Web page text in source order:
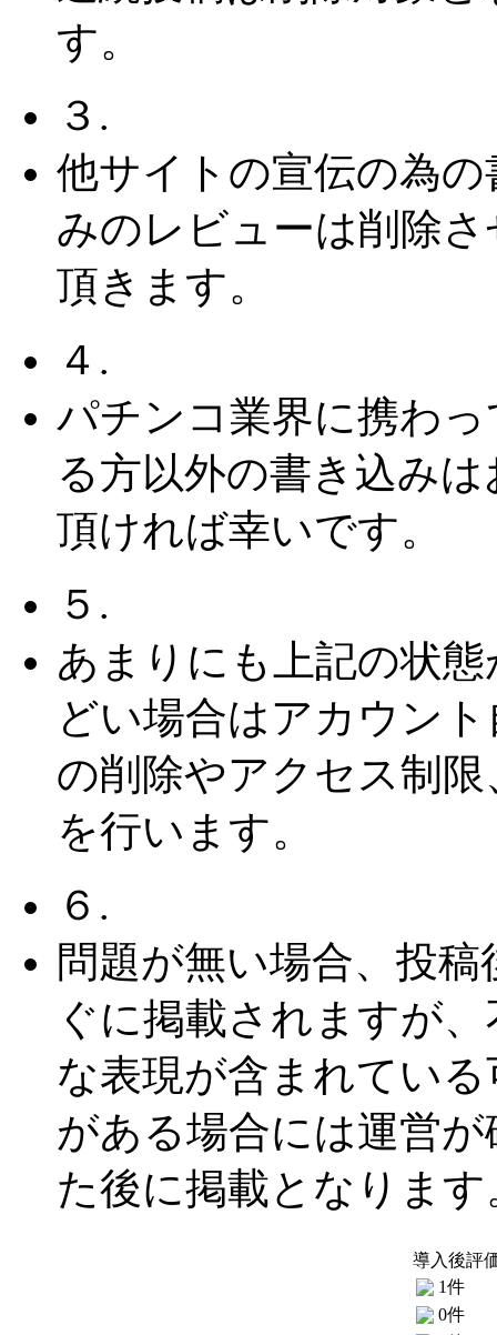
す。
３.
他サイトの宣伝の為の
みのレビューは削除さ
頂きます。
４.
パチンコ業界に携わっ
る方以外の書き込みは
頂ければ幸いです。
５.
あまりにも上記の状態
どい場合はアカウント
の削除やアクセス制限
を行います。
６.
問題が無い場合、投稿
ぐに掲載されますが
な表現が含まれている
がある場合には運営が
た後に掲載となります
導入後評
1件
0件